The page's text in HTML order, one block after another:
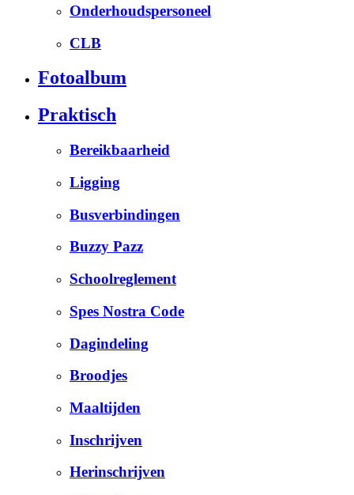
Onderhoudspersoneel
CLB
Fotoalbum
Praktisch
Bereikbaarheid
Ligging
Busverbindingen
Buzzy Pazz
Schoolreglement
Spes Nostra Code
Dagindeling
Broodjes
Maaltijden
Inschrijven
Herinschrijven